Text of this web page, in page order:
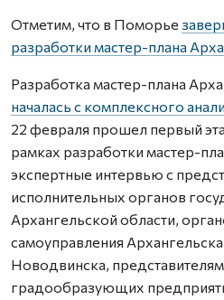
Отметим, что в Поморье
разработки мастер-плана
Разработка мастер-плана
началась с комплексного
22 февраля прошел первый
рамках разработки мастер-
экспертные интервью с
исполнительных органов
Архангельской области,
самоуправления
Новодвинска,
градообразующих